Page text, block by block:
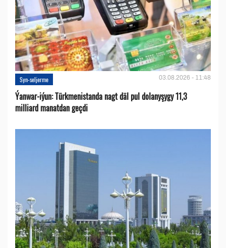
Syn-seljerme 03.08.2026 - 11:48
Ýanwar-iýun: Türkmenistanda nagt däl pul dolanyşygy 11,3
milliard manatdan geçdi